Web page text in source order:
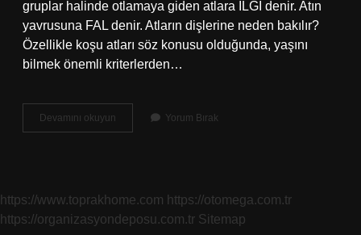
gruplar halinde otlamaya giden atlara ILGI denir. Atın
yavrusuna FAL denir. Atların dişlerine neden bakılır?
Özellikle koşu atları söz konusu olduğunda, yaşını
bilmek önemli kriterlerden…
Devamını okuyun
Yaşları
Yorum Bırak
https://www.toprakhome.com https://otomega.com.tr
https://organizasyondeposu.com.tr Sitemap